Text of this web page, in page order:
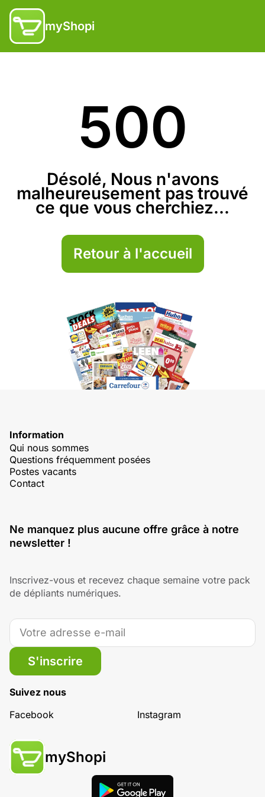
myShopi
500
Désolé, Nous n'avons
malheureusement pas trouvé
ce que vous cherchiez...
Retour à l'accueil
Information
Qui nous sommes
Questions fréquemment posées
Postes vacants
Contact
Ne manquez plus aucune offre grâce à notre
newsletter !
Inscrivez-vous et recevez chaque semaine votre pack
de dépliants numériques.
S'inscrire
Suivez nous
Facebook
Instagram
myShopi